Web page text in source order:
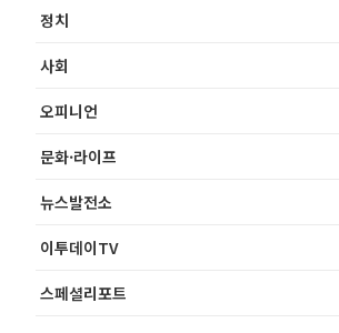
정치
사회
오피니언
문화·라이프
뉴스발전소
이투데이TV
스페셜리포트